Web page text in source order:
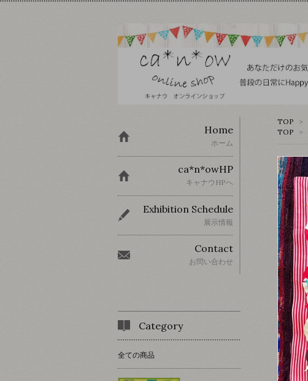
TOP >
TOP
>
Home
ホーム
ca*n*owHP
キャナウHPへ
Exhibition Schedule
展示情報
Contact
お問い合わせ
Category
全ての商品